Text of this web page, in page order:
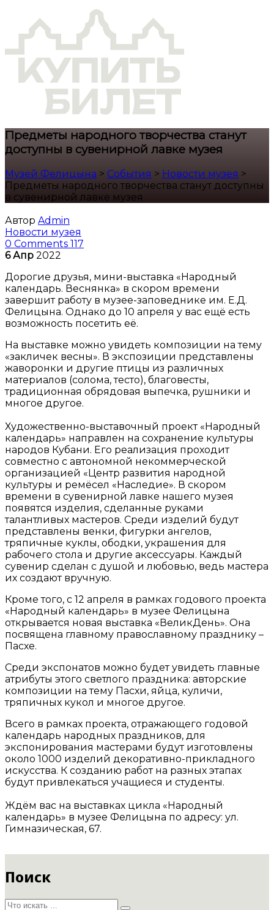
Предметы народного творчества станут
доступны в сувенирной лавке музея
Музей Фелицына > События > Новости музея >
Предметы народного творчества станут доступны
в сувенирной лавке музея
Автор Admin
Новости музея
0 Comments 117
6 Апр 2022
Дорогие друзья, мини-выставка «Народный
календарь. Веснянка» в скором времени
завершит работу в музее-заповеднике им. Е.Д.
Фелицына. Однако до 10 апреля у вас ещё есть
возможность посетить её.
На выставке можно увидеть композиции на тему
«закличек весны». В экспозиции представлены
жаворонки и другие птицы из различных
материалов (солома, тесто), благовесты,
традиционная обрядовая выпечка, рушники и
многое другое.
Художественно-выставочный проект «Народный
календарь» направлен на сохранение культуры
народов Кубани. Его реализация проходит
совместно с автономной некоммерческой
организацией «Центр развития народной
культуры и ремёсел «Наследие». В скором
времени в сувенирной лавке нашего музея
появятся изделия, сделанные руками
талантливых мастеров. Среди изделий будут
представлены венки, фигурки ангелов,
тряпичные куклы, ободки, украшения для
рабочего стола и другие аксессуары. Каждый
сувенир сделан с душой и любовью, ведь мастера
их создают вручную.
Кроме того, с 12 апреля в рамках годового проекта
«Народный календарь» в музее Фелицына
открывается новая выставка «ВеликДень». Она
посвящена главному православному празднику –
Пасхе.
Среди экспонатов можно будет увидеть главные
атрибуты этого светлого праздника: авторские
композиции на тему Пасхи, яйца, куличи,
тряпичных кукол и многое другое.
Всего в рамках проекта, отражающего годовой
календарь народных праздников, для
экспонирования мастерами будут изготовлены
около 1000 изделий декоративно-прикладного
искусства. К созданию работ на разных этапах
будут привлекаться учащиеся и студенты.
Ждём вас на выставках цикла «Народный
календарь» в музее Фелицына по адресу: ул.
Гимназическая, 67.
Поиск